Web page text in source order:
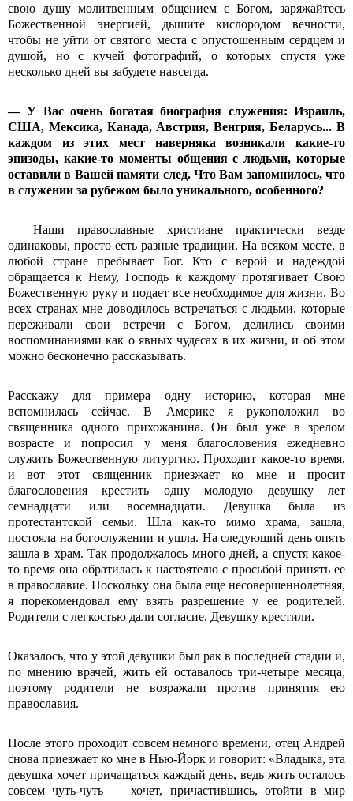
свою душу молитвенным общением с Богом, заряжайтесь
Божественной энергией, дышите кислородом вечности,
чтобы не уйти от святого места с опустошенным сердцем и
душой, но с кучей фотографий, о которых спустя уже
несколько дней вы забудете навсегда.
—У Вас очень богатая биография служения: Израиль,
США, Мексика, Канада, Австрия, Венгрия, Беларусь... В
каждом из этих мест наверняка возникали какие-то
эпизоды, какие-то моменты общения с людьми, которые
оставили в Вашей памяти след. Что Вам запомнилось, что
в служении за рубежом было уникального, особенного?
— Наши православные христиане практически везде
одинаковы, просто есть разные традиции. На всяком месте, в
любой стране пребывает Бог. Кто с верой и надеждой
обращается к Нему, Господь к каждому протягивает Свою
Божественную руку и подает все необходимое для жизни. Во
всех странах мне доводилось встречаться с людьми, которые
переживали свои встречи с Богом, делились своими
воспоминаниями как о явных чудесах в их жизни, и об этом
можно бесконечно рассказывать.
Расскажу для примера одну историю, которая мне
вспомнилась сейчас. В Америке я рукоположил во
священника одного прихожанина. Он был уже в зрелом
возрасте и попросил у меня благословения ежедневно
служить Божественную литургию. Проходит какое-то время,
и вот этот священник приезжает ко мне и просит
благословения крестить одну молодую девушку лет
семнадцати или восемнадцати. Девушка была из
протестантской семьи. Шла как-то мимо храма, зашла,
постояла на богослужении и ушла. На следующий день опять
зашла в храм. Так продолжалось много дней, а спустя какое-
то время она обратилась к настоятелю с просьбой принять ее
в православие. Поскольку она была еще несовершеннолетняя,
я порекомендовал ему взять разрешение у ее родителей.
Родители с легкостью дали согласие. Девушку крестили.
Оказалось, что у этой девушки был рак в последней стадии и,
по мнению врачей, жить ей оставалось три-четыре месяца,
поэтому родители не возражали против принятия ею
православия.
После этого проходит совсем немного времени, отец Андрей
снова приезжает ко мне в Нью-Йорк и говорит: «Владыка, эта
девушка хочет причащаться каждый день, ведь жить осталось
совсем чуть-чуть — хочет, причастившись, отойти в мир